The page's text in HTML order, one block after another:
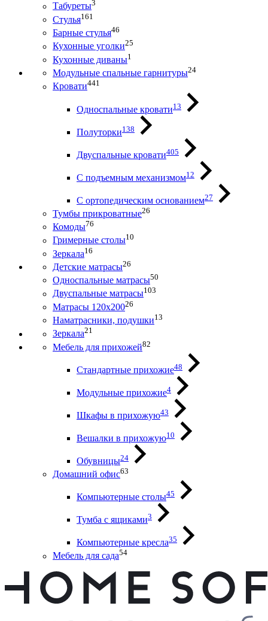
Табуреты3
Стулья161
Барные стулья46
Кухонные уголки25
Кухонные диваны1
Модульные спальные гарнитуры24
Кровати441
Односпальные кровати13
Полуторки138
Двуспальные кровати405
С подъемным механизмом12
С ортопедическим основанием27
Тумбы прикроватные26
Комоды76
Гримерные столы10
Зеркала16
Детские матрасы26
Односпальные матрасы50
Двуспальные матрасы103
Матрасы 120х20026
Наматрасники, подушки13
Зеркала21
Мебель для прихожей82
Стандартные прихожие48
Модульные прихожие4
Шкафы в прихожую43
Вешалки в прихожую10
Обувницы24
Домашний офис63
Компьютерные столы45
Тумба с ящиками3
Компьютерные кресла35
Мебель для сада54